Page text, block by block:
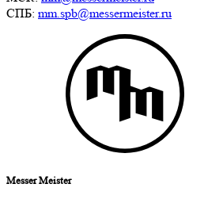
СПБ: mm.spb@messermeister.ru
Messer Meister